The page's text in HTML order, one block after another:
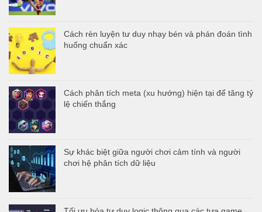
Cách rèn luyện tư duy nhạy bén và phán đoán tình
huống chuẩn xác
Cách phân tích meta (xu hướng) hiện tại để tăng tỷ
lệ chiến thắng
Sự khác biệt giữa người chơi cảm tính và người
chơi hệ phân tích dữ liệu